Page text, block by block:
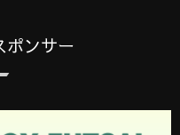
ポンサー